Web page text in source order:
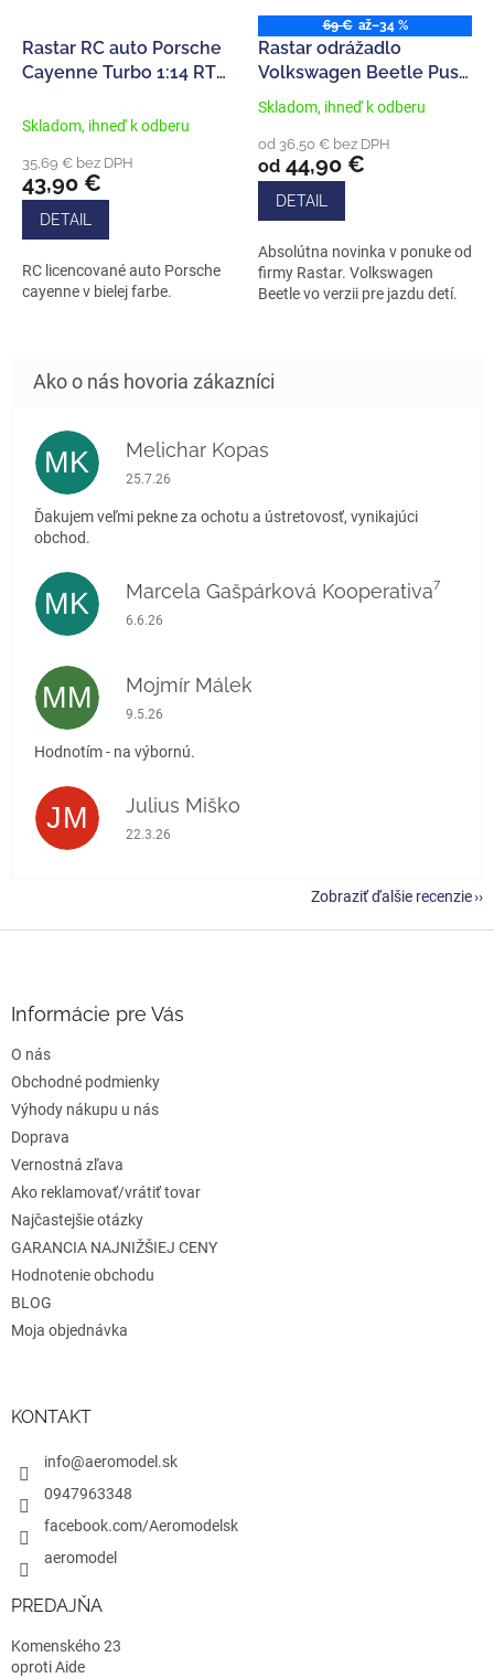
Rastar RC auto Porsche
Cayenne Turbo 1:14 RTR
Skladom, ihneď k odberu
35,69 € bez DPH
43,90 €
DETAIL
RC licencované auto Porsche
cayenne v bielej farbe.
69 € až–34 %
Rastar odrážadlo
Volkswagen Beetle Push
Car
Priemerné
produktu
je
5,0
hviezdičiek.
Skladom, ihneď k odberu
od 36,50 € bez DPH
od 44,90 €
DETAIL
Absolútna novinka v ponuke od
firmy Rastar. Volkswagen
Beetle vo verzii pre jazdu detí.
MK Melichar Kopas
Hodnotenie obchodu je 5 z 5 hviezdičiek.
25.7.26
Ďakujem veľmi pekne za ochotu a ústretovosť, vynikajúci
obchod.
MK Marcela Gašpárková Kooperativa⁷
Hodnotenie obchodu je 5 z 5 hviezdičiek.
6.6.26
MM Mojmír Málek
Hodnotenie obchodu je 5 z 5 hviezdičiek.
9.5.26
Hodnotím - na výbornú.
JM Julius Miško
Hodnotenie obchodu je 5 z 5 hviezdičiek.
22.3.26
Zobraziť ďalšie recenzie
e
Informácie pre Vás
O nás
Obchodné podmienky
Výhody nákupu u nás
Doprava
Vernostná zľava
Ako reklamovať/vrátiť tovar
Najčastejšie otázky
GARANCIA NAJNIŽŠIEJ CENY
Hodnotenie obchodu
BLOG
Moja objednávka
KONTAKT
info@aeromodel.sk
0947963348
facebook.com/Aeromodelsk
aeromodel
PREDAJŇA
Komenského 23
oproti Aide